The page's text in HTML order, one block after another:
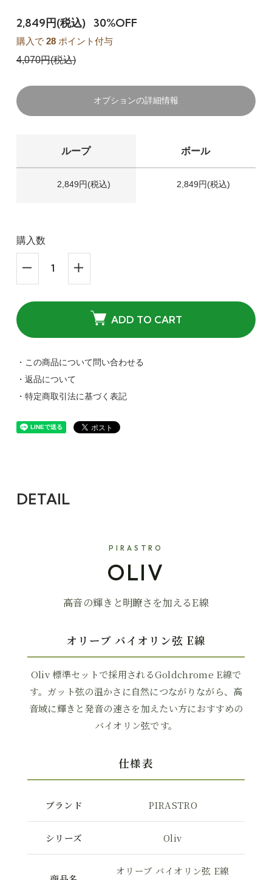
2,849円(税込) 30%OFF
購入で 28ポイント付与
4,070円(税込)
オプションの詳細情報
ループ ボール
2,849円(税込) 2,849円(税込)
購入数
ADD TO CART
・この商品について問い合わせる
・返品について
・特定商取引法に基づく表記
DETAIL
PIRASTRO
OLIV
高音の輝きと明瞭さを加えるE線
オリーブ バイオリン弦 E線
Oliv 標準セットで採用されるGoldchrome E線で
す。ガット弦の温かさに自然につながりながら、高
音域に輝きと発音の速さを加えたい方におすすめの
バイオリン弦です。
仕様表
ブランド PIRASTRO
シリーズ Oliv
オリーブ バイオリン弦 E線